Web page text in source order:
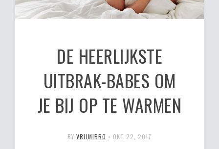
DE HEERLIJKSTE
UITBRAK-BABES OM
JE BIJ OP TE WARMEN
BY VRIJMIBRO • OKT 22, 2017